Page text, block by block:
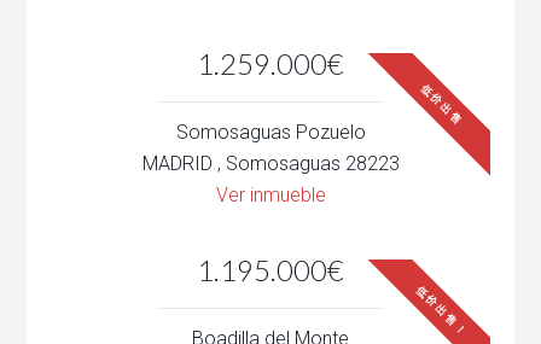
1.259.000€
低价出售
Somosaguas Pozuelo
MADRID , Somosaguas 28223
Ver inmueble
1.195.000€
低价出售！
Boadilla del Monte